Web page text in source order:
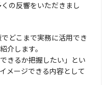
の反響をいただきまし
どこまで実務に活用でき
介します。
きるか把握したい」とい
メージできる内容として